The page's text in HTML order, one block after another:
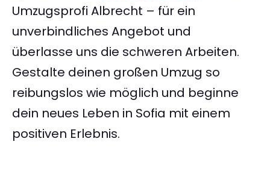
Umzugsprofi Albrecht – für ein
unverbindliches Angebot und
überlasse uns die schweren Arbeiten.
Gestalte deinen großen Umzug so
reibungslos wie möglich und beginne
dein neues Leben in Sofia mit einem
positiven Erlebnis.